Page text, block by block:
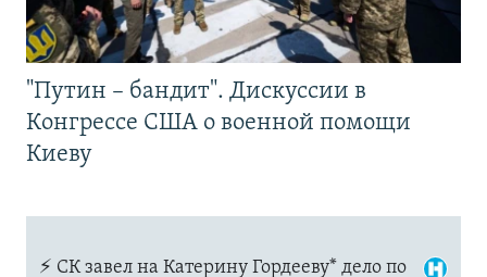
"Путин – бандит". Дискуссии в
Конгрессе США о военной помощи
Киеву